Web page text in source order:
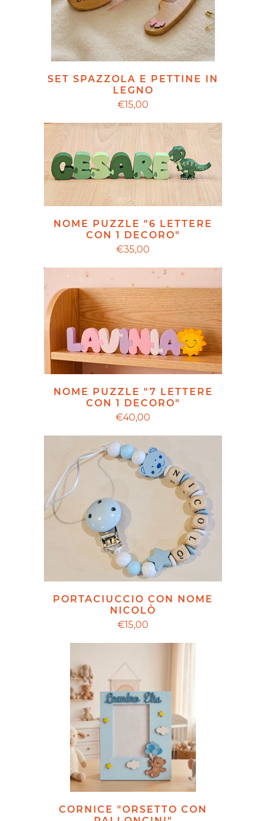
SET SPAZZOLA E PETTINE IN
LEGNO
€15,00
NOME PUZZLE "6 LETTERE
CON 1 DECORO"
€35,00
NOME PUZZLE "7 LETTERE
CON 1 DECORO"
€40,00
PORTACIUCCIO CON NOME
NICOLÒ
€15,00
CORNICE "ORSETTO CON